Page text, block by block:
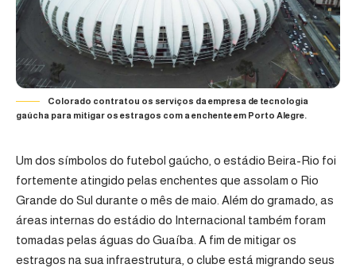
Colorado contratou os serviços da empresa de tecnologia
gaúcha para mitigar os estragos com a enchente em Porto Alegre.
Um dos símbolos do futebol gaúcho, o estádio Beira-Rio foi
fortemente atingido pelas enchentes que assolam o Rio
Grande do Sul durante o mês de maio. Além do gramado, as
áreas internas do estádio do Internacional também foram
tomadas pelas águas do Guaíba. A fim de mitigar os
estragos na sua infraestrutura, o clube está migrando seus